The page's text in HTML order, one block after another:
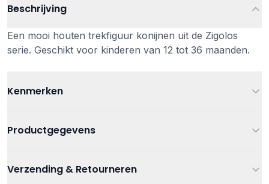
Beschrijving
Een mooi houten trekfiguur konijnen uit de Zigolos
serie. Geschikt voor kinderen van 12 tot 36 maanden.
Kenmerken
Productgegevens
Artikelnummer
Verzending & Retourneren